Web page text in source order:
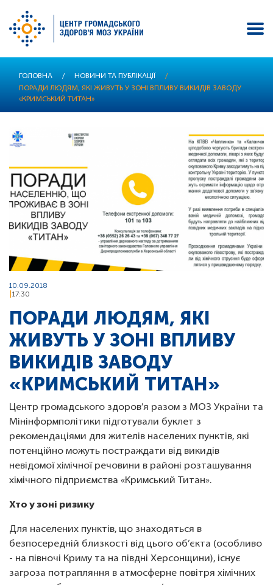
основного
ГОЛОВНА / НОВИНИ ТА ПУБЛІКАЦІЇ
/
ПОРАДИ ЛЮДЯМ, ЯКІ ЖИВУТЬ У ЗОНІ ВПЛИВУ ВИКИДІВ ЗАВОДУ
«КРИМСЬКИЙ ТИТАН»
10.09.2018
17:30
ПОРАДИ ЛЮДЯМ, ЯКІ
ЖИВУТЬ У ЗОНІ ВПЛИВУ
ВИКИДІВ ЗАВОДУ
«КРИМСЬКИЙ ТИТАН»
Центр громадського здоров’я разом з МОЗ України та
Мінінформполітики підготували буклет з
рекомендаціями для жителів населених пунктів, які
потенційно можуть постраждати від викидів
невідомої хімічної речовини в районі розташування
хімічного підприємства «Кримський Титан».
Хто у зоні ризику
Для населених пунктів, що знаходяться в
безпосередній близкості від цього об’єкта (особливо
- на півночі Криму та на півдні Херсонщини), існує
загроза потрапляння в атмосферне повітря хімічних